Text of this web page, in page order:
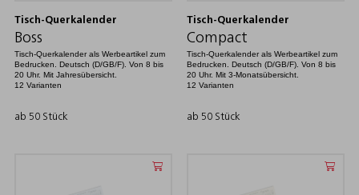
Tisch-Querkalender
Boss
Tisch-Querkalender als Werbeartikel zum
Bedrucken. Deutsch (D/GB/F). Von 8 bis
20 Uhr. Mit Jahresübersicht.
12 Varianten
ab 50 Stück
Tisch-Querkalender
Compact
Tisch-Querkalender als Werbeartikel zum
Bedrucken. Deutsch (D/GB/F). Von 8 bis
20 Uhr. Mit 3-Monatsübersicht.
12 Varianten
ab 50 Stück